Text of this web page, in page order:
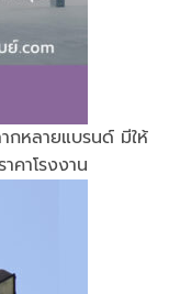
กหลายแบรนด์ มีให้
คาโรงงาน